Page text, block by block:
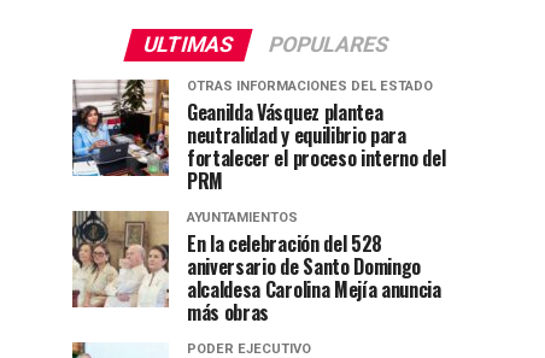
ULTIMAS POPULARES
OTRAS INFORMACIONES DEL ESTADO
Geanilda Vásquez plantea
neutralidad y equilibrio para
fortalecer el proceso interno del
PRM
AYUNTAMIENTOS
En la celebración del 528
aniversario de Santo Domingo
alcaldesa Carolina Mejía anuncia
más obras
PODER EJECUTIVO